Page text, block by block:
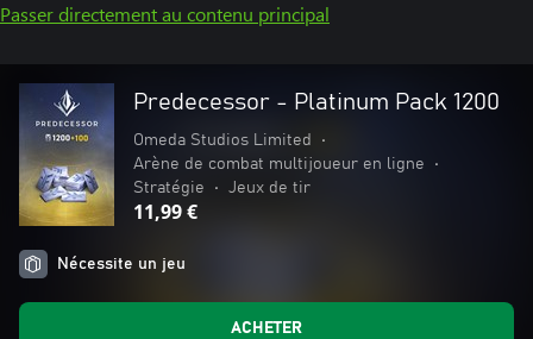
Passer directement au contenu principal
Predecessor - Platinum Pack 1200
Omeda Studios Limited
•
Arène de combat multijoueur en ligne
•
Stratégie
• Jeux de tir
11,99 €
Nécessite un jeu
ACHETER